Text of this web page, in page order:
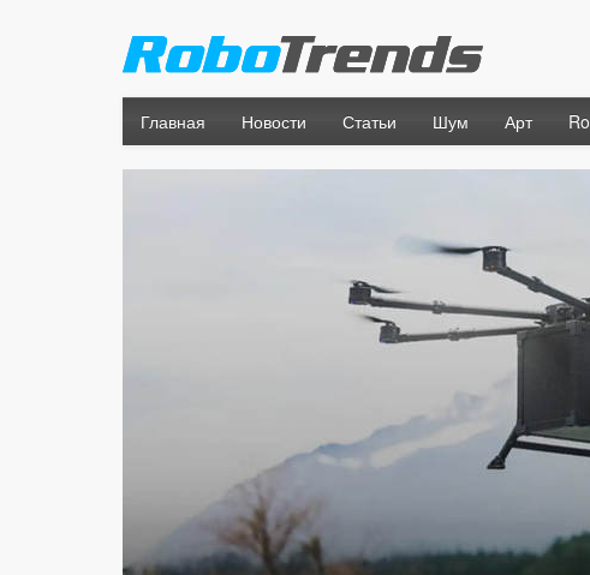
Главная Новости Статьи Шум Арт